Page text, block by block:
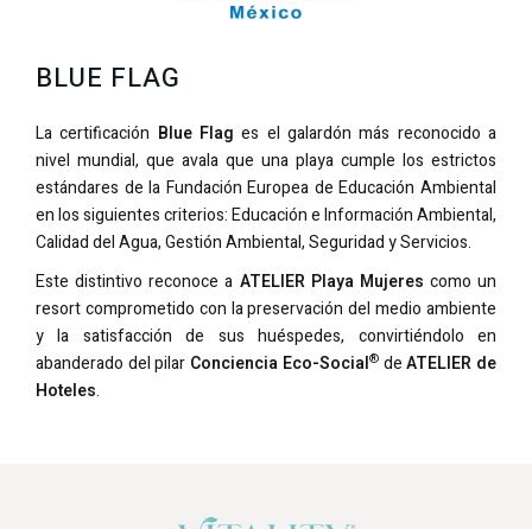
BLUE FLAG
La certificación Blue Flag es el galardón más reconocido a
nivel mundial, que avala que una playa cumple los estrictos
estándares de la Fundación Europea de Educación Ambiental
en los siguientes criterios: Educación e Información Ambiental,
Calidad del Agua, Gestión Ambiental, Seguridad y Servicios.
Este distintivo reconoce a ATELIER Playa Mujeres como un
resort comprometido con la preservación del medio ambiente
y la satisfacción de sus huéspedes, convirtiéndolo en
abanderado del pilar Conciencia Eco-Social®deATELIER de
Hoteles.